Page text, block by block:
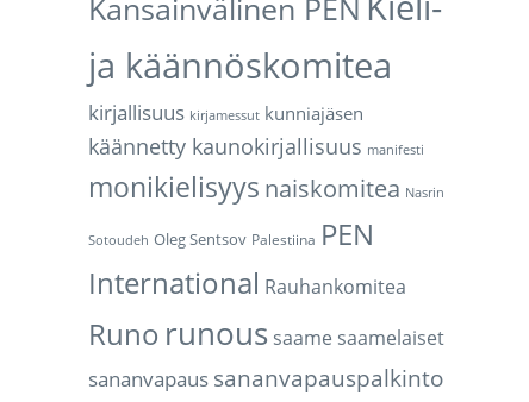
Kansainvälinen PEN
ja käännöskomitea
kirjallisuus kirjamessut kunniajäsen
käännetty kaunokirjallisuus manifesti
monikielisyys naiskomitea Nasrin
Sotoudeh Oleg Sentsov Palestiina PEN
International Rauhankomitea
Runo runous saame saamelaiset
sananvapaus sananvapauspalkinto